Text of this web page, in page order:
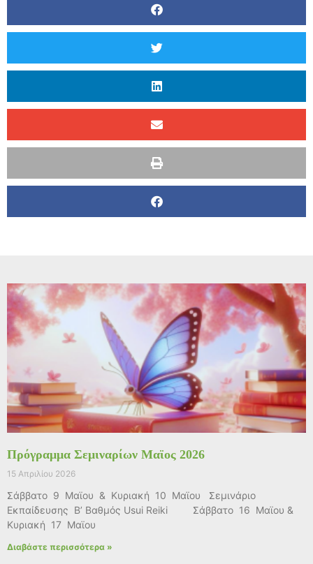
Πρόγραμμα Σεμιναρίων Μαϊος 2026
15 Απριλίου 2026
Σάββατο 9 Μαϊου & Κυριακή 10 Μαϊου Σεμινάριο
Εκπαίδευσης Β’ Βαθμός Usui Reiki Σάββατο 16 Μαϊου &
Κυριακή 17 Μαϊου
Διαβάστε περισσότερα »